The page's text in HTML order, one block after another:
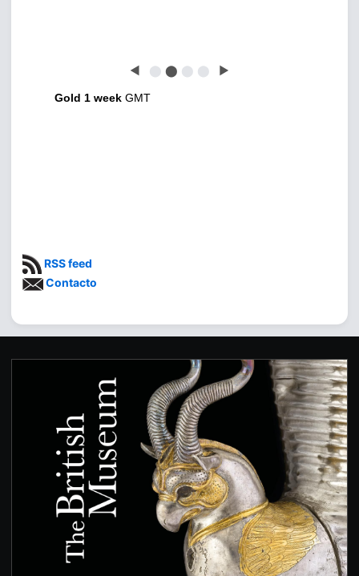
◀ ⬤ ⬤ ⬤ ⬤ ▶
Gold 1 week GMT
RSS feed
Contacto